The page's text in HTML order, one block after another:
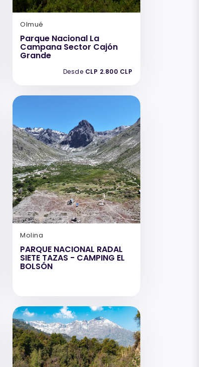
Olmué
Parque Nacional La
Campana Sector Cajón
Grande
Desde CLP 2.800 CLP
Molina
PARQUE NACIONAL RADAL
SIETE TAZAS - CAMPING EL
BOLSÓN